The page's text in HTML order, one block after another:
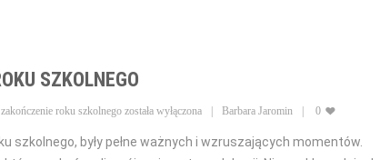
SZKOLNEGO
roku szkolnego została wyłączona Barbara Jaromin 0
szkolnego, były pełne ważnych i wzruszających momentów.